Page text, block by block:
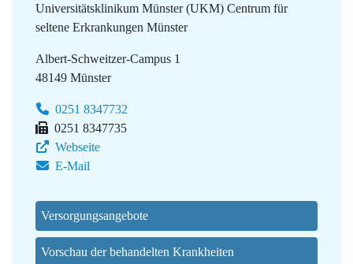
Universitätsklinikum Münster (UKM) Centrum für
seltene Erkrankungen Münster
Albert-Schweitzer-Campus 1
48149 Münster
0251 8347732
0251 8347735
Webseite
E-Mail
Versorgungsangebote
Vorschau der behandelten Krankheiten